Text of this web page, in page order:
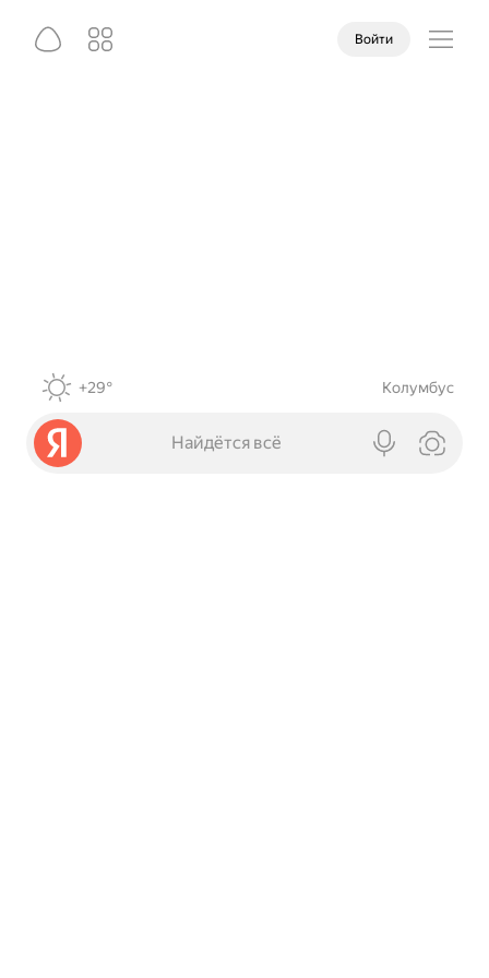
Войти
+29° Колумбус
Найдётся всё